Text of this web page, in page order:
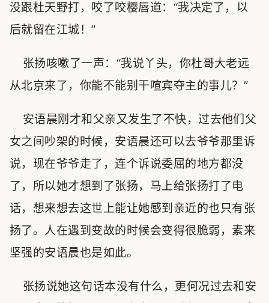
没跟杜天野打，咬了咬樱唇道：“我决定了，以
后就留在江城！”
张扬咳嗽了一声：“我说丫头，你杜哥大老远
从北京来了，你能不能别干喧宾夺主的事儿？”
安语晨刚才和父亲又发生了不快，过去他们父
女之间吵架的时候，安语晨还可以去爷爷那里诉
说，现在爷爷走了，连个诉说委屈的地方都没
了，所以她才想到了张扬，马上给张扬打了电
话，想来想去这世上能让她感到亲近的也只有张
扬了。人在遇到变故的时候会变得很脆弱，素来
坚强的安语晨也是如此。
张扬说她这句话本没有什么，更何况过去和安